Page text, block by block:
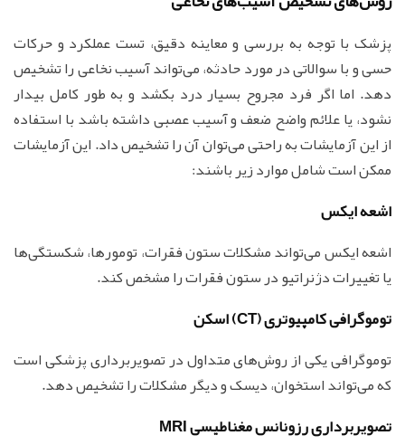
پزشک با توجه به بررسی و معاینه دقیق، تست عملکرد و حرکات
حسی و با سوالاتی در مورد حادثه، می‌تواند آسیب نخاعی را تشخیص
دهد. اما اگر فرد مجروح بسیار درد بکشد و به طور کامل بیدار
نشود، یا علائم واضح ضعف و آسیب عصبی داشته باشد با استفاده
از این آزمایشات به راحتی می‌توان آن را تشخیص داد. این آزمایشات
ممکن است شامل موارد زیر باشند:
اشعه ایکس
اشعه ایکس می‌تواند مشکلات ستون فقرات، تومورها، شکستگی‌ها
یا تغییرات دژنراتیو در ستون فقرات را مشخص کند.
توموگرافی کامپیوتری (CT) اسکن
توموگرافی یکی از روش‌های متداول در تصویربرداری پزشکی است
که می‌تواند استخوان، دیسک و دیگر مشکلات را تشخیص دهد.
تصویربرداری رزونانس مغناطیسی MRI